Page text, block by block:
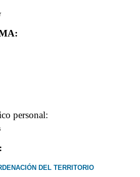
personal:
DEL TERRITORIO